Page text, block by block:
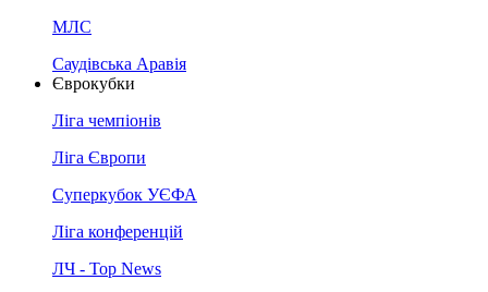
МЛС
Саудівська Аравія
Єврокубки
Ліга чемпіонів
Ліга Європи
Суперкубок УЄФА
Ліга конференцій
ЛЧ - Top News